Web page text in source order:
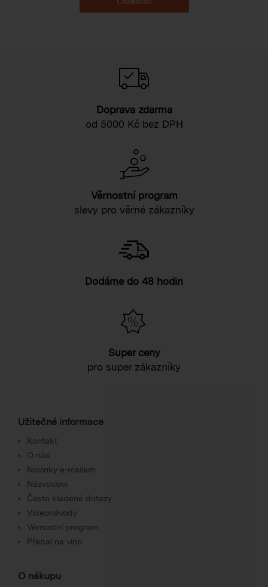
Doprava zdarma
od 5000 Kč bez DPH
Věrnostní program
slevy pro věrné zákazníky
Dodáme do 48 hodin
Super ceny
pro super zákazníky
Užitečné informace
Kontakt
O nás
Novinky e-mailem
Názvosloví
Často kladené dotazy
Videonávody
Věrnostní program
Přebal na víno
O nákupu